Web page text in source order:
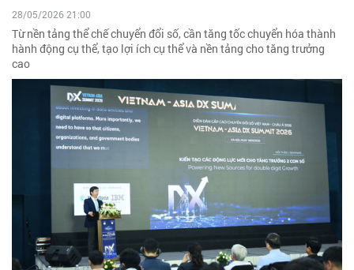
28/05/2026 21:00
Từ nền tảng thể chế chuyển đổi số, cần tăng tốc chuyển hóa thành
hành động cụ thể, tạo lợi ích cụ thể và nền tảng cho tăng trưởng
cao